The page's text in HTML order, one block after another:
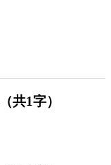
（共1字）